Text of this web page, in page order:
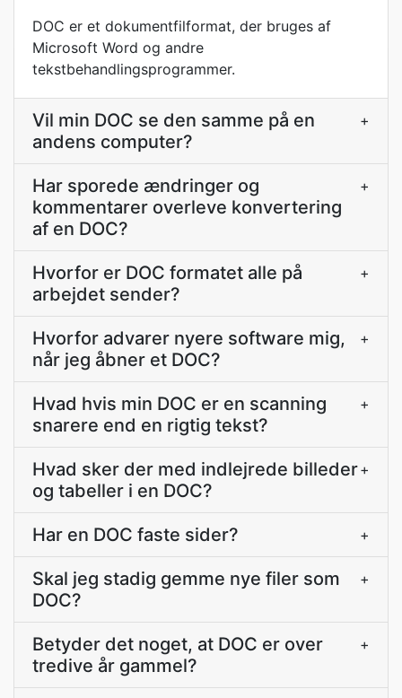
DOC er et dokumentfilformat, der bruges af
Microsoft Word og andre
tekstbehandlingsprogrammer.
Vil min DOC se den samme på en
andens computer?
+
Har sporede ændringer og
kommentarer overleve konvertering
af en DOC?
+
Hvorfor er DOC formatet alle på
arbejdet sender?
+
Hvorfor advarer nyere software mig,
når jeg åbner et DOC?
+
Hvad hvis min DOC er en scanning
snarere end en rigtig tekst?
+
Hvad sker der med indlejrede billeder
og tabeller i en DOC?
+
Har en DOC faste sider? +
Skal jeg stadig gemme nye filer som
DOC?
+
Betyder det noget, at DOC er over
tredive år gammel?
+